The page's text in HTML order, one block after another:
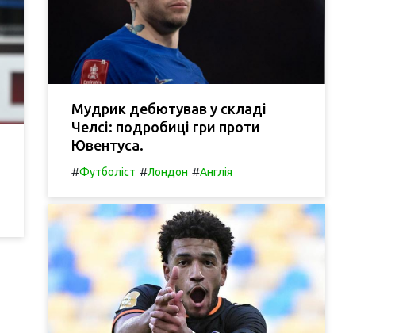
Мудрик дебютував у складі
Челсі: подробиці гри проти
Ювентуса.
#Футболіст #Лондон #Англія